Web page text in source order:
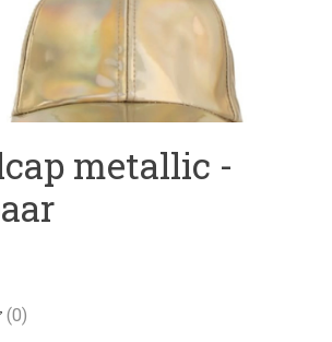
metallic -
dit product is
(0)